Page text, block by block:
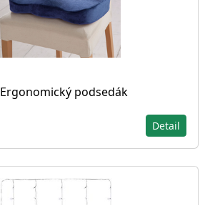
Ergonomický podsedák
Detail